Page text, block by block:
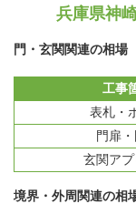
兵庫県神
門・玄関関連の相場
工事
表札・
門扉
玄関ア
境界・外周関連の相